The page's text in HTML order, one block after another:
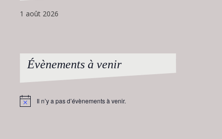
1 août 2026
Évènements à venir
Notice Il n’y a pas d’évènements à venir.